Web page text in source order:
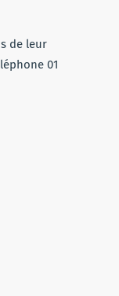
de leur
01